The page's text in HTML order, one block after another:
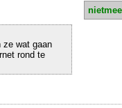
ze wat gaan
rond te